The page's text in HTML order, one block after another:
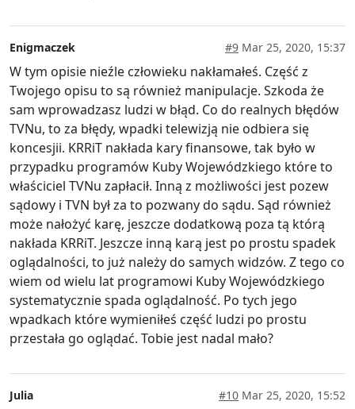
Enigmaczek #9 Mar 25, 2020, 15:37
W tym opisie nieźle człowieku nakłamałeś. Część z
Twojego opisu to są również manipulacje. Szkoda że
sam wprowadzasz ludzi w błąd. Co do realnych błędów
TVNu, to za błędy, wpadki telewizją nie odbiera się
koncesjii. KRRiT nakłada kary finansowe, tak było w
przypadku programów Kuby Wojewódzkiego które to
właściciel TVNu zapłacił. Inną z możliwości jest pozew
sądowy i TVN był za to pozwany do sądu. Sąd również
może nałożyć karę, jeszcze dodatkową poza tą którą
nakłada KRRiT. Jeszcze inną karą jest po prostu spadek
oglądalności, to już należy do samych widzów. Z tego co
wiem od wielu lat programowi Kuby Wojewódzkiego
systematycznie spada oglądalność. Po tych jego
wpadkach które wymieniłeś część ludzi po prostu
przestała go oglądać. Tobie jest nadal mało?
Julia #10 Mar 25, 2020, 15:52